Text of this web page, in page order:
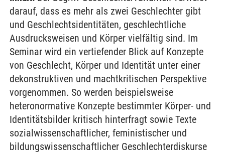
darauf, dass es mehr als zwei Geschlechter gibt
und Geschlechtsidentitäten, geschlechtliche
Ausdrucksweisen und Körper vielfältig sind. Im
Seminar wird ein vertiefender Blick auf Konzepte
von Geschlecht, Körper und Identität unter einer
dekonstruktiven und machtkritischen Perspektive
vorgenommen. So werden beispielsweise
heteronormative Konzepte bestimmter Körper- und
Identitätsbilder kritisch hinterfragt sowie Texte
sozialwissenschaftlicher, feministischer und
bildungswissenschaftlicher Geschlechterdiskurse